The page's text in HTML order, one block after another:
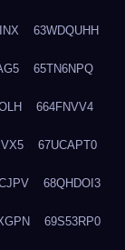
63WDQUHH
65TN6NPQ
664FNVV4
67UCAPT0
68QHDOI3
69S53RP0